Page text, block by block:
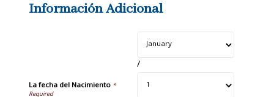
Información Adicional
La fecha del Nacimiento*
/